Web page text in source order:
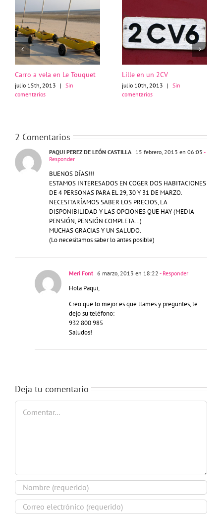
Carro a vela en Le Touquet
julio 15th, 2013 | Sin
comentarios
Lille en un 2CV
julio 10th, 2013 | Sin
comentarios
2 Comentarios
PAQUI PEREZ DE LEÓN CASTILLA 15 febrero, 2013 en 06:05 -
Responder
BUENOS DÍAS!!!
ESTAMOS INTERESADOS EN COGER DOS HABITACIONES
DE 4 PERSONAS PARA EL 29, 30 Y 31 DE MARZO.
NECESITARÍAMOS SABER LOS PRECIOS, LA
DISPONIBILIDAD Y LAS OPCIONES QUE HAY (MEDIA
PENSIÓN, PENSIÓN COMPLETA…)
MUCHAS GRACIAS Y UN SALUDO.
(Lo necesitamos saber lo antes posible)
Meri Font 6 marzo, 2013 en 18:22 - Responder
Hola Paqui,
Creo que lo mejor es que llames y preguntes, te
dejo su teléfono:
932 800 985
Saludos!
Deja tu comentario
Comentar